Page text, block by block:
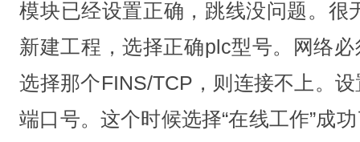
模块已经设置正确，跳线没问题。很
新建工程，选择正确plc型号。网络
选择那个FINS/TCP，则连接不上。
端口号。这个时候选择“在线工作”成